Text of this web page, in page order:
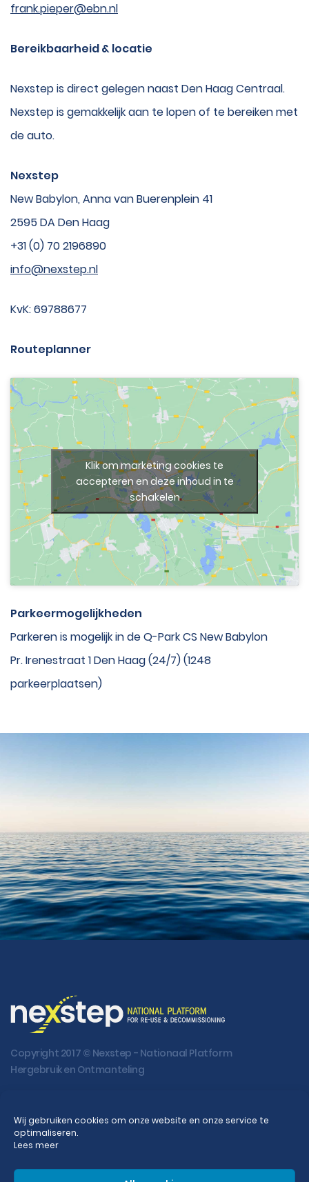
Wij gebruiken cookies om onze website en onze service te
optimaliseren.
Lees meer
frank.pieper@ebn.nl
Bereikbaarheid & locatie
Nexstep is direct gelegen naast Den Haag Centraal.
Nexstep is gemakkelijk aan te lopen of te bereiken met
de auto.
Nexstep
New Babylon, Anna van Buerenplein 41
2595 DA Den Haag
+31 (0) 70 2196890
info@nexstep.nl
KvK: 69788677
Routeplanner
Klik om marketing cookies te
accepteren en deze inhoud in te
schakelen
Parkeermogelijkheden
Parkeren is mogelijk in de Q-Park CS New Babylon
Pr. Irenestraat 1 Den Haag (24/7) (1248
parkeerplaatsen)
Copyright 2017 © Nexstep - Nationaal Platform
Hergebruik en Ontmanteling
Home